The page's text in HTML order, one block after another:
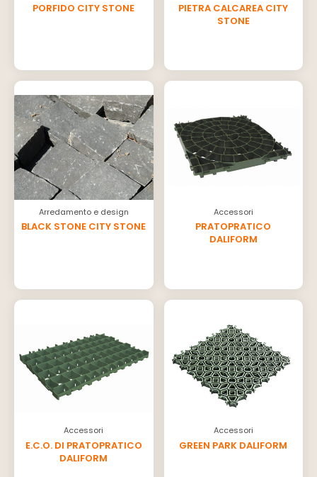
PORFIDO CITY STONE
PIETRA CALCAREA CITY
STONE
Arredamento e design
BLACK STONE CITY STONE
Accessori
PRATOPRATICO
DALIFORM
Accessori
E.C.O. DI PRATOPRATICO
DALIFORM
Accessori
GREEN PARK DALIFORM